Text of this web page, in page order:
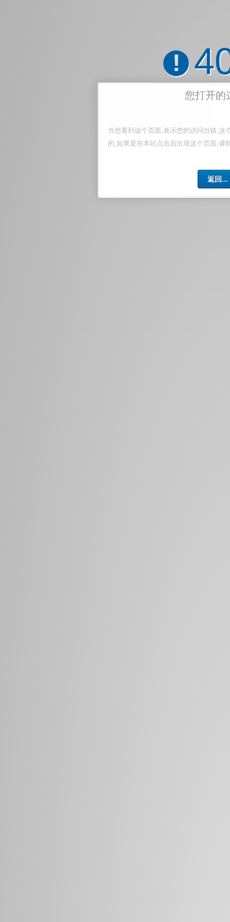
!
您打开的
当您看到这个页面,表示您的访问出错,这
的,如果是在本站点击后出现这个页面,请
返回...